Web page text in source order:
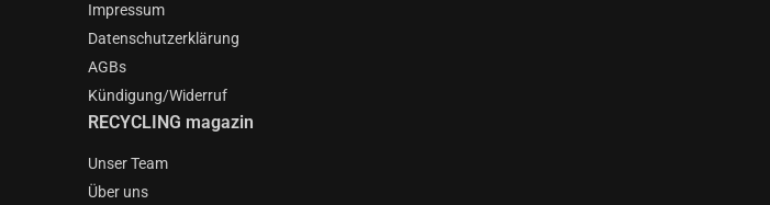
Impressum
Datenschutzerklärung
AGBs
Kündigung/Widerruf
RECYCLING magazin
Unser Team
Über uns